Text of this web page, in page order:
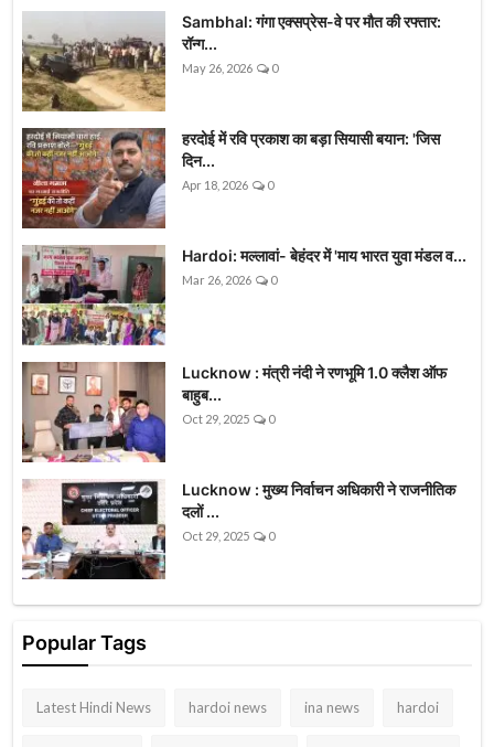
Sambhal: गंगा एक्सप्रेस-वे पर मौत की रफ्तार:
रॉन्ग...
May 26, 2026 0
हरदोई में रवि प्रकाश का बड़ा सियासी बयान: 'जिस
दिन...
Apr 18, 2026 0
Hardoi: मल्लावां- बेहंदर में 'माय भारत युवा मंडल व...
Mar 26, 2026 0
Lucknow : मंत्री नंदी ने रणभूमि 1.0 क्लैश ऑफ
बाहुब...
Oct 29, 2025 0
Lucknow : मुख्य निर्वाचन अधिकारी ने राजनीतिक
दलों ...
Oct 29, 2025 0
Popular Tags
Latest Hindi News hardoi news ina news hardoi